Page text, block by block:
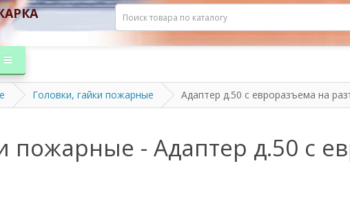
Головки, гайки пожарные Адаптер д.50 с евроразъема на
пожарные - Адаптер д.50 с